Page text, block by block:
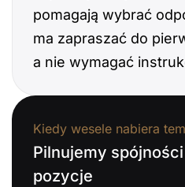
pomagają wybrać
ma zapraszać do
a nie wymagać
Kiedy wesele nabiera
Pilnujemy
pozycje